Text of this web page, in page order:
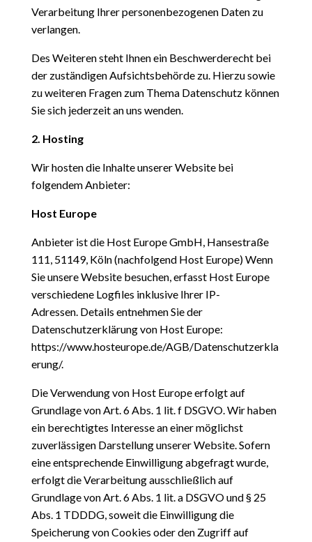
Verarbeitung Ihrer personenbezogenen Daten zu
verlangen.
Des Weiteren steht Ihnen ein Beschwerderecht bei
der zuständigen Aufsichtsbehörde zu. Hierzu sowie
zu weiteren Fragen zum Thema Datenschutz können
Sie sich jederzeit an uns wenden.
2. Hosting
Wir hosten die Inhalte unserer Website bei
folgendem Anbieter:
Host Europe
Anbieter ist die Host Europe GmbH, Hansestraße
111, 51149, Köln (nachfolgend Host Europe) Wenn
Sieunsere Website besuchen, erfasst Host Europe
verschiedene Logfiles inklusive Ihrer IP-
Adressen. Details entnehmen Sie der
Datenschutzerklärung von Host Europe:
https://www.hosteurope.de/AGB/Datenschutzerkla
erung/.
Die Verwendung von Host Europe erfolgt auf
Grundlage von Art. 6 Abs. 1 lit. f DSGVO. Wir haben
ein berechtigtes Interesse an einer möglichst
zuverlässigen Darstellung unserer Website. Sofern
eineentsprechende Einwilligung abgefragt wurde,
erfolgt die Verarbeitung ausschließlich auf
Grundlage von Art.6 Abs. 1 lit. a DSGVO und § 25
Abs. 1 TDDDG, soweit die Einwilligung die
Speicherung von Cookies oder den Zugriff auf